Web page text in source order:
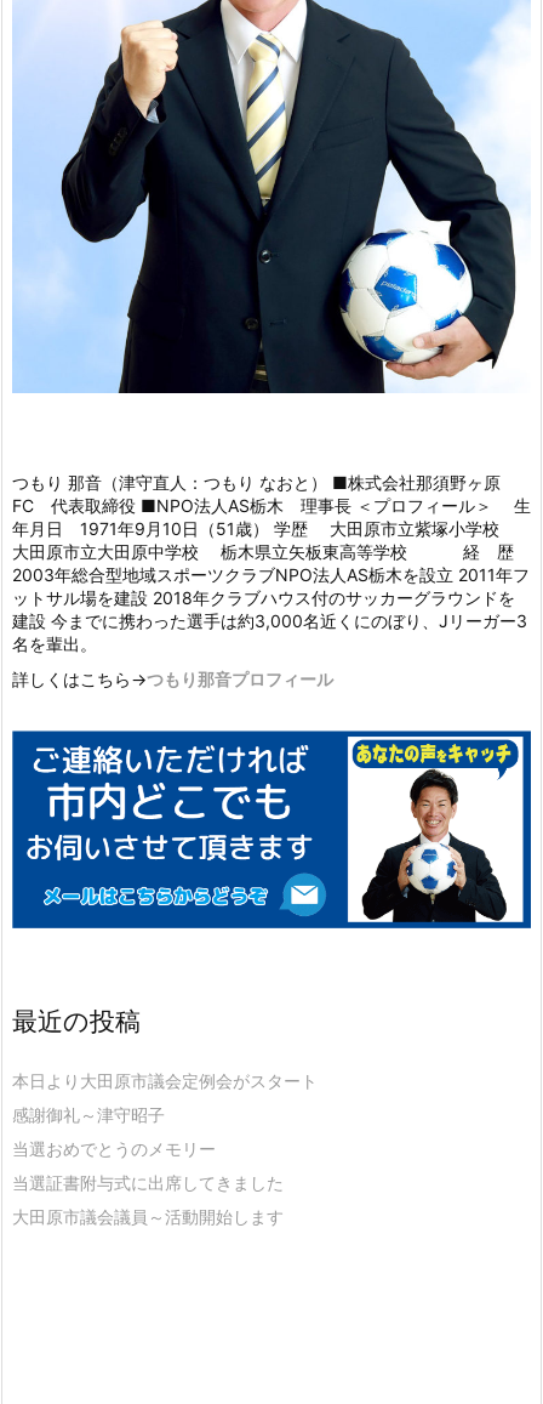
つもり 那音（津守直人：つもり なおと） ■株式会社那須野ヶ原
FC 代表取締役 ■NPO法人AS栃木 理事長 ＜プロフィール＞ 生
年月日 1971年9月10日（51歳） 学歴 大田原市立紫塚小学校
大田原市立大田原中学校 栃木県立矢板東高等学校 経 歴
2003年総合型地域スポーツクラブNPO法人AS栃木を設立 2011年フ
ットサル場を建設 2018年クラブハウス付のサッカーグラウンドを
建設 今までに携わった選手は約3,000名近くにのぼり、Jリーガー3
名を輩出。
詳しくはこちら→つもり那音プロフィール
最近の投稿
本日より大田原市議会定例会がスタート
感謝御礼～津守昭子
当選おめでとうのメモリー
当選証書附与式に出席してきました
大田原市議会議員～活動開始します